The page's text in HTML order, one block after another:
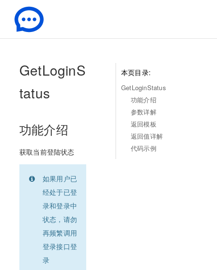
本页目录:
GetLoginStatus
功能介绍
参数详解
返回模板
返回值详解
代码示例
-
GetLoginS
tatus
功能介绍
获取当前登陆状态
如果用户已
经处于已登
录和登录中
状态，请勿
再频繁调用
登录接口登
录